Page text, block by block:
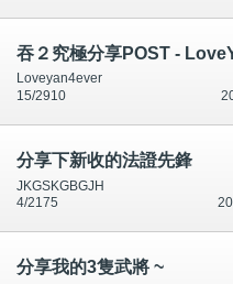
吞２究極分享POST -
Loveyan4ever
15/2910
分享下新收的法證先鋒
JKGSKGBGJH
4/2175
分享我的3隻武將 ~